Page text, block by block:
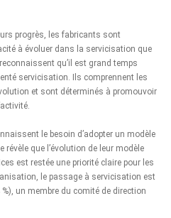
progrès, les fabricants sont
à évoluer dans la servicisation que
qu’il est grand temps
servicisation. Ils comprennent les
et sont déterminés à promouvoir
le besoin d’adopter un modèle
révèle que l’évolution de leur modèle
est restée une priorité claire pour les
le passage à servicisation est
un membre du comité de direction